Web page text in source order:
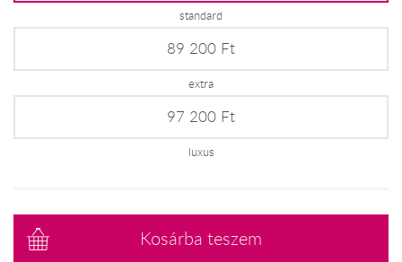
standard
89 200 Ft
extra
97 200 Ft
luxus
Kosárba teszem